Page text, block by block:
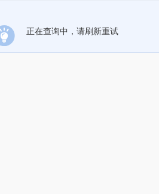
正在查询中，请刷新重试